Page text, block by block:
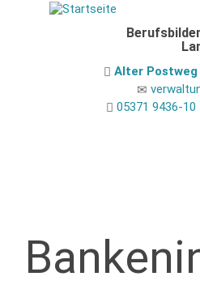
Alter Postweg
05371 9436-10